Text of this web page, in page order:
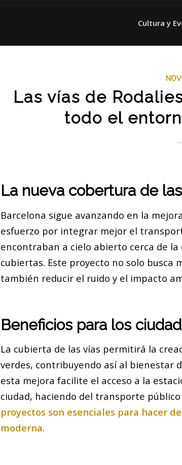
Cultura y
Las vías de
todo el
La nueva cobertura de
Barcelona sigue avanzando en la
esfuerzo por integrar mejor el
encontraban a cielo abierto cerca de
cubiertas. Este proyecto no solo busca
también reducir el ruido y el impacto
Beneficios para los
La cubierta de las vías permitirá la
verdes, contribuyendo así al bienestar
esta mejora facilite el acceso a la
ciudad, haciendo del transporte
proyectos son esenciales para hacer
moderna.